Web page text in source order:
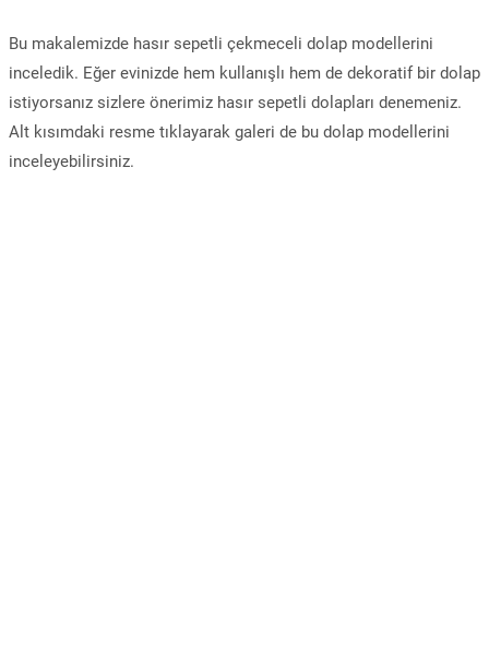
Bu makalemizde hasır sepetli çekmeceli dolap modellerini
inceledik. Eğer evinizde hem kullanışlı hem de dekoratif bir dolap
istiyorsanız sizlere önerimiz hasır sepetli dolapları denemeniz.
Alt kısımdaki resme tıklayarak galeri de bu dolap modellerini
inceleyebilirsiniz.